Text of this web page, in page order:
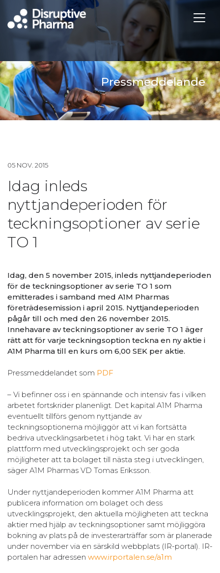
Pressmeddelande
05 NOV. 2015
Idag inleds
nyttjandeperioden för
teckningsoptioner av serie
TO 1
Idag, den 5 november 2015, inleds nyttjandeperioden
för de teckningsoptioner av serie TO 1 som
emitterades i samband med A1M Pharmas
företrädesemission i april 2015. Nyttjandeperioden
pågår till och med den 26 november 2015.
Innehavare av teckningsoptioner av serie TO 1 äger
rätt att för varje teckningsoption teckna en ny aktie i
A1M Pharma till en kurs om 6,00 SEK per aktie.
Pressmeddelandet som PDF
– Vi befinner oss i en spännande och intensiv fas i vilken
arbetet fortskrider planenligt. Det kapital A1M Pharma
eventuellt tillförs genom nyttjande av
teckningsoptionerna möjliggör att vi kan fortsätta
bedriva utvecklingsarbetet i hög takt. Vi har en stark
plattform med utvecklingsprojekt och ser goda
möjligheter att ta bolaget till nästa steg i utvecklingen,
säger A1M Pharmas VD Tomas Eriksson.
Under nyttjandeperioden kommer A1M Pharma att
publicera information om bolaget och dess
utvecklingsprojekt, den aktuella möjligheten att teckna
aktier med hjälp av teckningsoptioner samt möjliggöra
bokning av plats på de investerarträffar som är planerade
under november via en särskild webbplats (IR-portal). IR-
portalen har adressen www.irportalen.se/a1m